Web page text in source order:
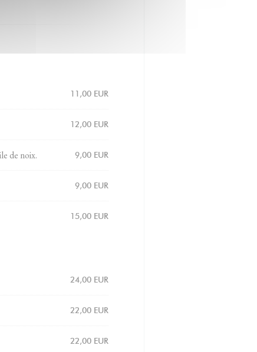
11,00 EUR
12,00 EUR
de noix. 9,00 EUR
9,00 EUR
15,00 EUR
24,00 EUR
22,00 EUR
22,00 EUR